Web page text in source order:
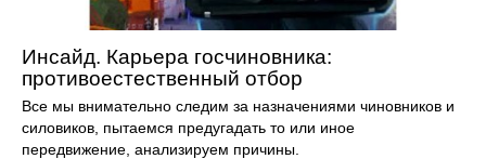
Инсайд. Карьера госчиновника:
противоестественный отбор
Все мы внимательно следим за назначениями чиновников и
силовиков, пытаемся предугадать то или иное
передвижение, анализируем причины.